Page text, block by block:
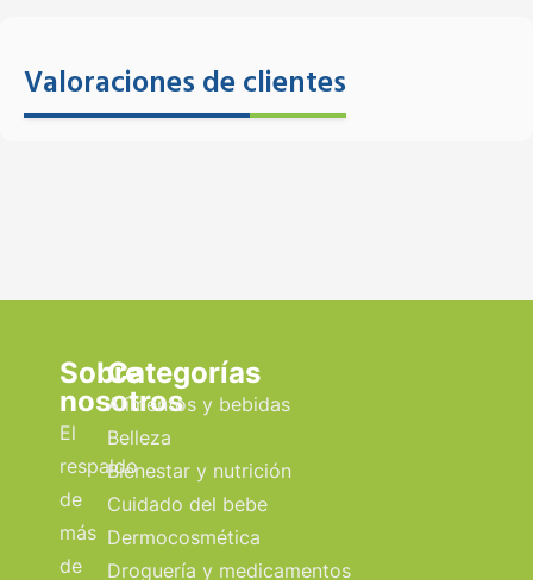
Valoraciones de clientes
Sobre
nosotros
El
respaldo
de
más
de
Categorías
Alimentos y bebidas
Belleza
Bienestar y nutrición
Cuidado del bebe
Dermocosmética
Droguería y medicamentos